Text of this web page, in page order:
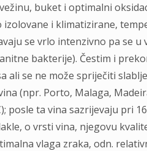
buket i optimalni
i klimatizirane,
se vrlo intenzivno pa se
bakterije). Čestim i
ali se ne može spriječiti
(npr. Porto, Malaga,
posle ta vina sazrijevaju pri
o vrsti vina, njegovu
vlaga zraka, odn.